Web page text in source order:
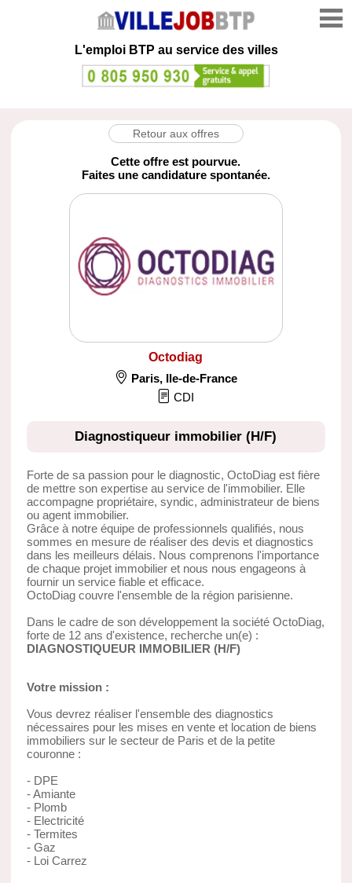
L'emploi BTP au service des villes
Retour aux offres
Cette offre est pourvue.
Faites une candidature spontanée.
Octodiag
Paris, Ile-de-France
CDI
Diagnostiqueur immobilier (H/F)
Forte de sa passion pour le diagnostic, OctoDiag est fière
de mettre son expertise au service de l'immobilier. Elle
accompagne propriétaire, syndic, administrateur de biens
ou agent immobilier.
Grâce à notre équipe de professionnels qualifiés, nous
sommes en mesure de réaliser des devis et diagnostics
dans les meilleurs délais. Nous comprenons l'importance
de chaque projet immobilier et nous nous engageons à
fournir un service fiable et efficace.
OctoDiag couvre l'ensemble de la région parisienne.
Dans le cadre de son développement la société OctoDiag,
forte de 12 ans d'existence, recherche un(e) :
DIAGNOSTIQUEUR IMMOBILIER (H/F)
Votre mission :
Vous devrez réaliser l'ensemble des diagnostics
nécessaires pour les mises en vente et location de biens
immobiliers sur le secteur de Paris et de la petite
couronne :
- DPE
- Amiante
- Plomb
- Electricité
- Termites
- Gaz
- Loi Carrez